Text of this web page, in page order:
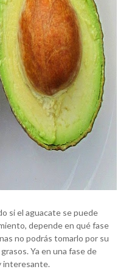
si el aguacate se puede
depende en qué fase
no podrás tomarlo por su
Ya en una fase de
interesante.